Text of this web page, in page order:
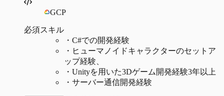
GCP
必須スキル
・ C#での開発経験
・ ヒューマノイドキャラクターのセットア
ップ経験、
・ Unityを用いた3Dゲーム開発経験3年以上
・ サーバー通信開発経験